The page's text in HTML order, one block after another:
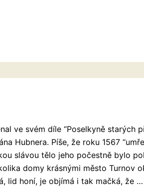
ve svém díle “Poselkyně starých
Hubnera. Píše, že roku 1567
slávou tělo jeho počestně bylo
domy krásnými město Turnov
lid honí, je objímá i tak mačká, že …